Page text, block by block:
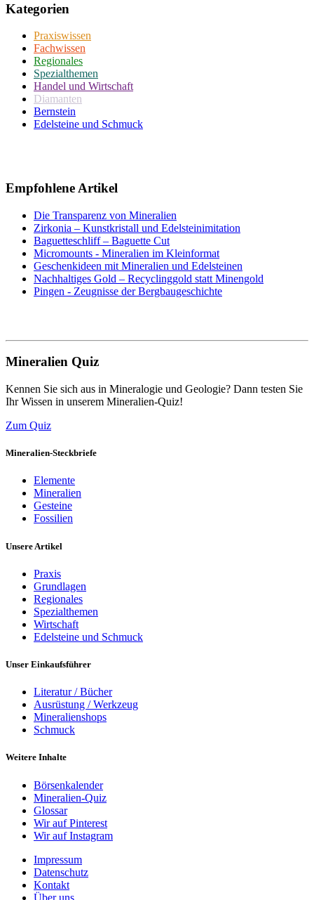
Kategorien
Praxiswissen
Fachwissen
Regionales
Spezialthemen
Handel und Wirtschaft
Diamanten
Bernstein
Edelsteine und Schmuck
Empfohlene Artikel
Die Transparenz von Mineralien
Zirkonia – Kunstkristall und Edelsteinimitation
Baguetteschliff – Baguette Cut
Micromounts - Mineralien im Kleinformat
Geschenkideen mit Mineralien und Edelsteinen
Nachhaltiges Gold – Recyclinggold statt Minengold
Pingen - Zeugnisse der Bergbaugeschichte
Mineralien Quiz
Kennen Sie sich aus in Mineralogie und Geologie? Dann testen Sie
Ihr Wissen in unserem Mineralien-Quiz!
Zum Quiz
Mineralien-Steckbriefe
Elemente
Mineralien
Gesteine
Fossilien
Unsere Artikel
Praxis
Grundlagen
Regionales
Spezialthemen
Wirtschaft
Edelsteine und Schmuck
Unser Einkaufsführer
Literatur / Bücher
Ausrüstung / Werkzeug
Mineralienshops
Schmuck
Weitere Inhalte
Börsenkalender
Mineralien-Quiz
Glossar
Wir auf Pinterest
Wir auf Instagram
Impressum
Datenschutz
Kontakt
Über uns